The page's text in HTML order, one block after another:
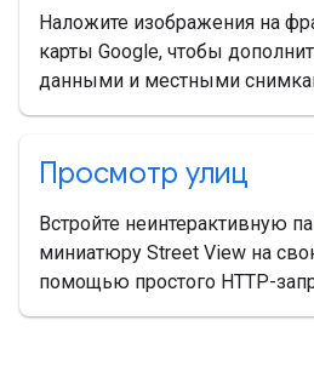
Наложите изображения на
карты Google, чтобы
данными и местными
Просмотр улиц
Встройте неинтерактивную
миниатюру Street View на
помощью простого HTTP-